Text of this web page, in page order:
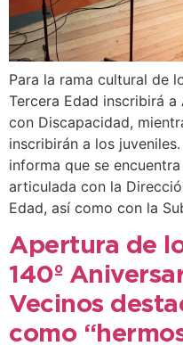
Para la rama cultural de
Tercera Edad inscribirá
con Discapacidad,
inscribirán a los
informa que se
articulada con la
Edad, así como con la
Apertura de
140º
Vecinos
como